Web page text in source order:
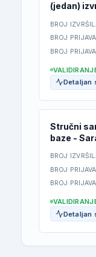
(jedan)
BROJ
BROJ
BROJ
Detaljan
Stručni
baze -
BROJ
BROJ
BROJ
Detaljan